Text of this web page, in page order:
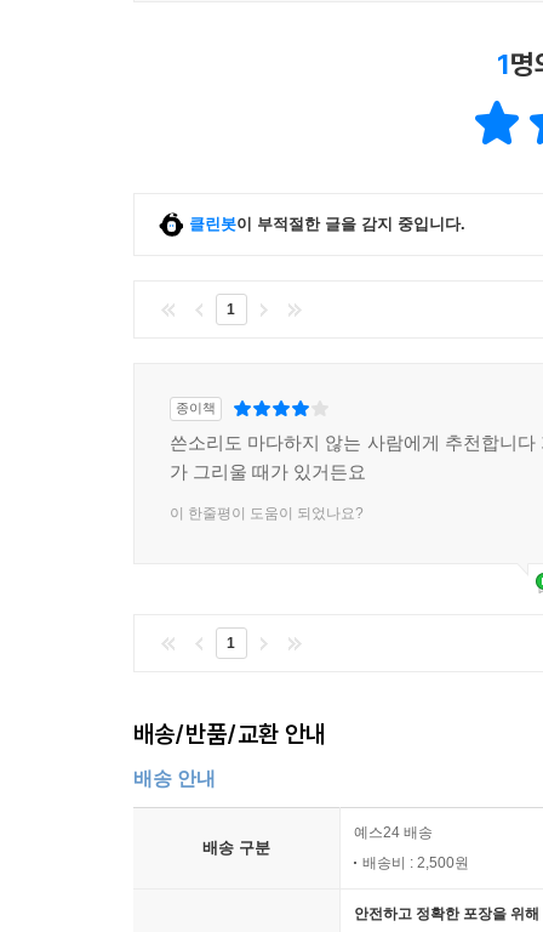
1명
클린봇이 부적절한 글을 감지 중입니다.
1
종이책
쓴소리도 마다하지 않는 사람에게 추천합니다
가 그리울 때가 있거든요
이 한줄평이 도움이 되었나요?
1
배송/반품/교환 안내
배송 안내
배송 구분
예스24 배송
배송비 : 2,500원
안전하고 정확한 포장을 위